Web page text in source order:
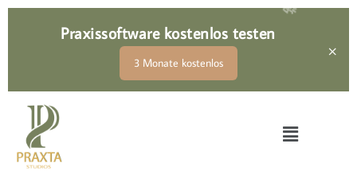
Praxissoftware kostenlos testen
3 Monate kostenlos
×
Sigi